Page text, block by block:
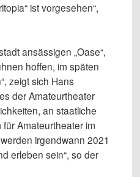
ist vorgesehen“,
ansässigen „Oase“,
hoffen, im späten
zeigt sich Hans
der Amateurtheater
an staatliche
Amateurtheater im
irgendwann 2021
erleben sein“, so der